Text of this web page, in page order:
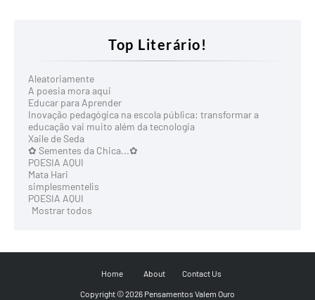
Top Literário!
Aleatoriamente
A poesia mora aqui
Educar para Aprender
Inovação pedagógica na escola pública: transformar a
educação vai muito além da tecnologia
Xaile de Seda
✿ Sementes da Chica...✿
POESIA AQUI
Mata Hari
simplesmentelis
POESIA AQUI
Mostrar todos
Home About Contact Us
Copyright ©2026 Pensamentos Valem Ouro